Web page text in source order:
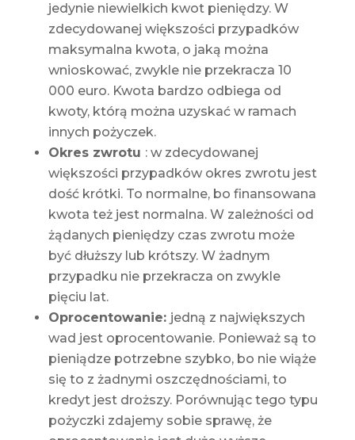
jedynie niewielkich kwot pieniędzy. W
zdecydowanej większości przypadków
maksymalna kwota, o jaką można
wnioskować, zwykle nie przekracza 10
000 euro. Kwota bardzo odbiega od
kwoty, którą można uzyskać w ramach
innych pożyczek.
Okres zwrotu : w zdecydowanej
większości przypadków okres zwrotu jest
dość krótki. To normalne, bo finansowana
kwota też jest normalna. W zależności od
żądanych pieniędzy czas zwrotu może
być dłuższy lub krótszy. W żadnym
przypadku nie przekracza on zwykle
pięciu lat.
Oprocentowanie: jedną z największych
wad jest oprocentowanie. Ponieważ są to
pieniądze potrzebne szybko, bo nie wiąże
się to z żadnymi oszczędnościami, to
kredyt jest droższy. Porównując tego typu
pożyczki zdajemy sobie sprawę, że